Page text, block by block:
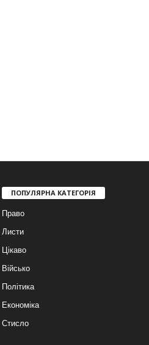
ПОПУЛЯРНА КАТЕГОРІЯ
Право
Листи
Цікаво
Військо
Політика
Економіка
Стисло